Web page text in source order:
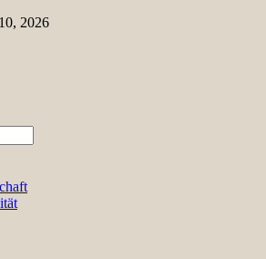
2026
Kultur & Wissenschaft